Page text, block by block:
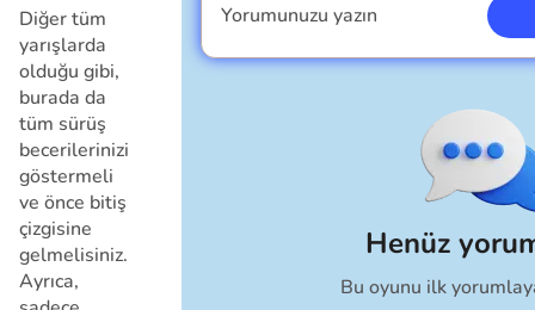
Diğer tüm
yarışlarda
olduğu gibi,
burada da
tüm sürüş
becerilerinizi
göstermeli
ve önce bitiş
çizgisine
gelmelisiniz.
Ayrıca,
Henüz
Bu oyunu ilk
Yorumunuzu yazın
Ben erkeğim
İptal